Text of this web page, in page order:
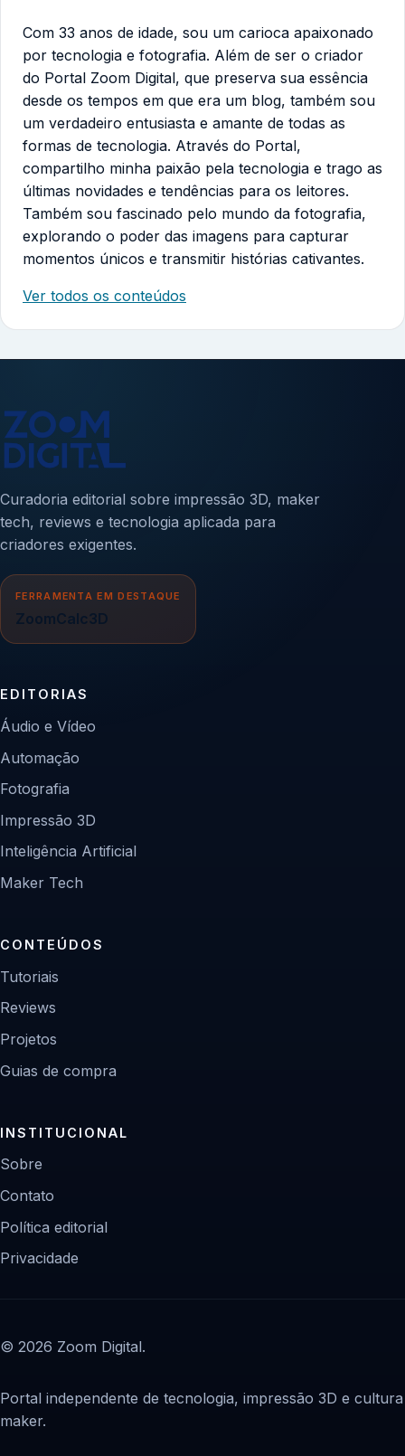
Com 33 anos de idade, sou um carioca apaixonado
por tecnologia e fotografia. Além de ser o criador
do Portal Zoom Digital, que preserva sua essência
desde os tempos em que era um blog, também sou
um verdadeiro entusiasta e amante de todas as
formas de tecnologia. Através do Portal,
compartilho minha paixão pela tecnologia e trago as
últimas novidades e tendências para os leitores.
Também sou fascinado pelo mundo da fotografia,
explorando o poder das imagens para capturar
momentos únicos e transmitir histórias cativantes.
Ver todos os conteúdos
Curadoria editorial sobre impressão 3D, maker
tech, reviews e tecnologia aplicada para
criadores exigentes.
FERRAMENTA EM DESTAQUE
ZoomCalc3D
EDITORIAS
Áudio e Vídeo
Automação
Fotografia
Impressão 3D
Inteligência Artificial
Maker Tech
CONTEÚDOS
Tutoriais
Reviews
Projetos
Guias de compra
INSTITUCIONAL
Sobre
Contato
Política editorial
Privacidade
© 2026 Zoom Digital.
Portal independente de tecnologia, impressão 3D e cultura
maker.